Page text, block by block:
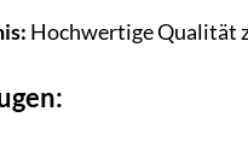
Hochwertige Qualität